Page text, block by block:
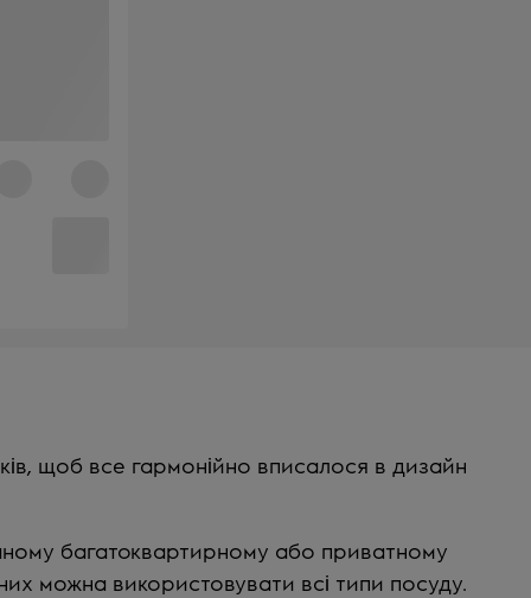
щоб все гармонійно вписалося в дизайн
багатоквартирному або приватному
можна використовувати всі типи посуду.